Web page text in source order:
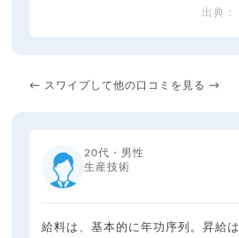
← スワイプして他の口コミを見る →
20代・男性
生産技術
給料は、基本的に年功序列。昇給